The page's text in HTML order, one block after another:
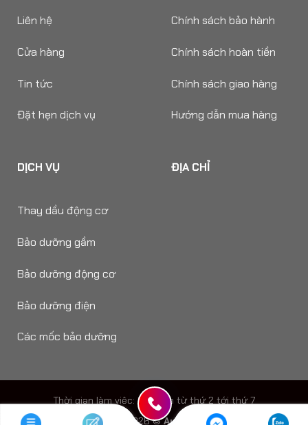
Liên hệ
Cửa hàng
Tin tức
Đặt hẹn dịch vụ
Chính sách bảo hành
Chính sách hoàn tiền
Chính sách giao hàng
Hướng dẫn mua hàng
DỊCH VỤ
Thay dầu động cơ
Bảo dưỡng gầm
Bảo dưỡng động cơ
Bảo dưỡng điện
Các mốc bảo dưỡng
ĐỊA CHỈ
Thời gian làm viêc: 8h - 18h từ thứ 2 tới thứ 7
Copyright 2026 ©Auto Speedy